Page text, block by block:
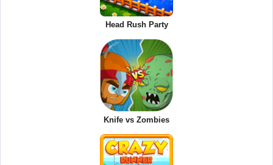
Head Rush Party
Knife vs Zombies